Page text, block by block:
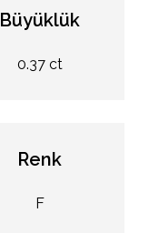
Büyüklük
0.37 ct
Renk
F